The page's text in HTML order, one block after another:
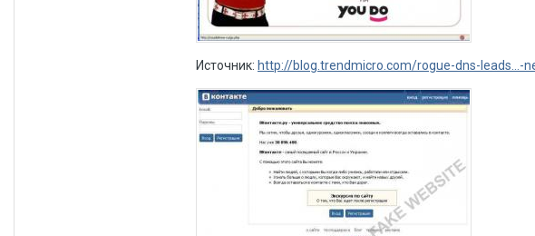
Источник: http://blog.trendmicro.com/rogue-dns-leads...-